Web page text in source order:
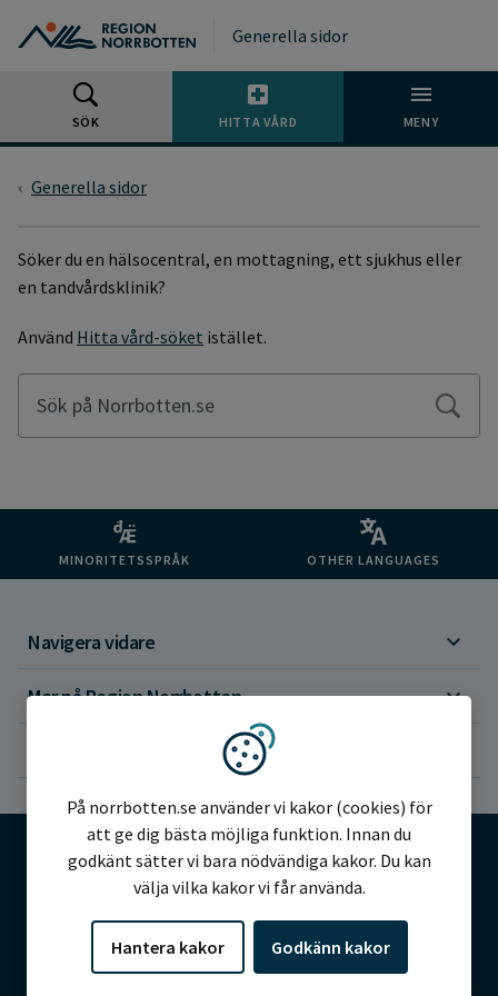
Generella sidor
SÖK HITTA VÅRD MENY
Generella sidor
SÖKSIDA
Söker du en hälsocentral, en mottagning, ett sjukhus eller
en tandvårdsklinik?
Använd Hitta vård-söket istället.
Sök på Norrbotten.se
MINORITETSSPRÅK OTHER LANGUAGES
Navigera vidare
Mer på Region Norrbotten
©2026 Region Norrbotten
Vi använder kakor
På norrbotten.se använder vi kakor (cookies) för
att ge dig bästa möjliga funktion. Innan du
godkänt sätter vi bara nödvändiga kakor. Du kan
välja vilka kakor vi får använda.
Hantera kakor Godkänn kakor